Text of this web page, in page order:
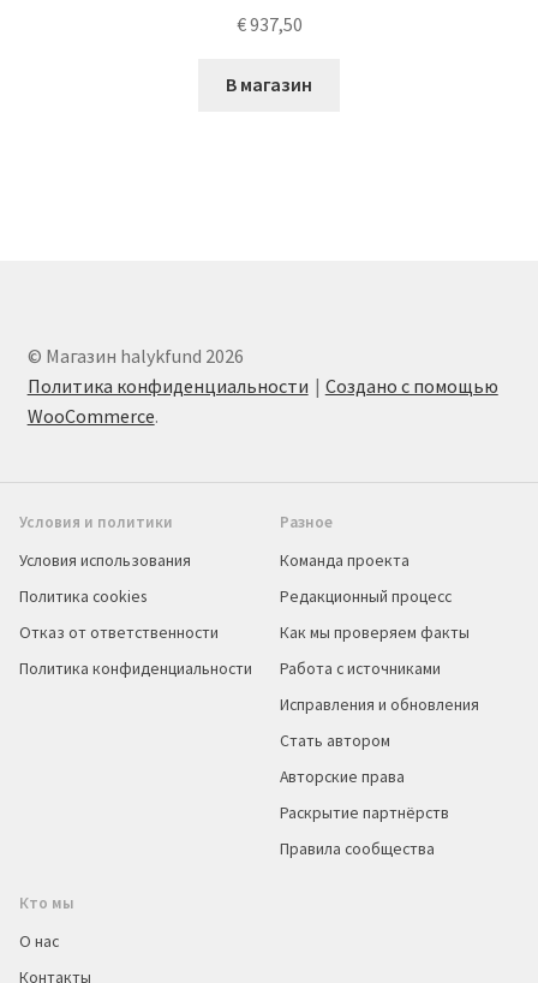
€937,50
В магазин
© Магазин halykfund 2026
Политика конфиденциальности
Создано с помощью
WooCommerce.
Условия и политики
Условия использования
Политика cookies
Отказ от ответственности
Политика конфиденциальности
Разное
Команда проекта
Редакционный процесс
Как мы проверяем факты
Работа с источниками
Исправления и обновления
Стать автором
Авторские права
Раскрытие партнёрств
Правила сообщества
Кто мы
О нас
Контакты